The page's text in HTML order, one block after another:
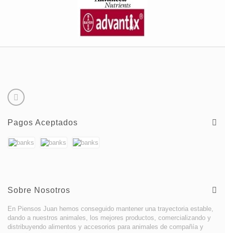
Pagos Aceptados
Sobre Nosotros
En Piensos Juan hemos conseguido mantener una trayectoria estable,
dando a nuestros animales, los mejores productos, comercializando y
distribuyendo alimentos y accesorios para animales de compañía y